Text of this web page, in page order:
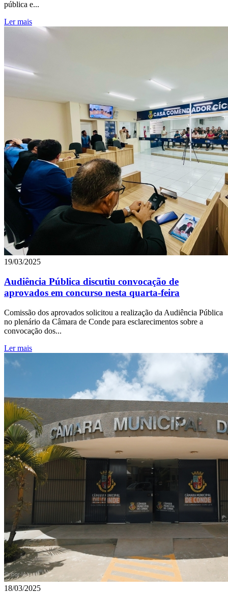
pública e...
Ler mais
19/03/2025
Audiência Pública discutiu convocação de
aprovados em concurso nesta quarta-feira
Comissão dos aprovados solicitou a realização da Audiência Pública
no plenário da Câmara de Conde para esclarecimentos sobre a
convocação dos...
Ler mais
18/03/2025